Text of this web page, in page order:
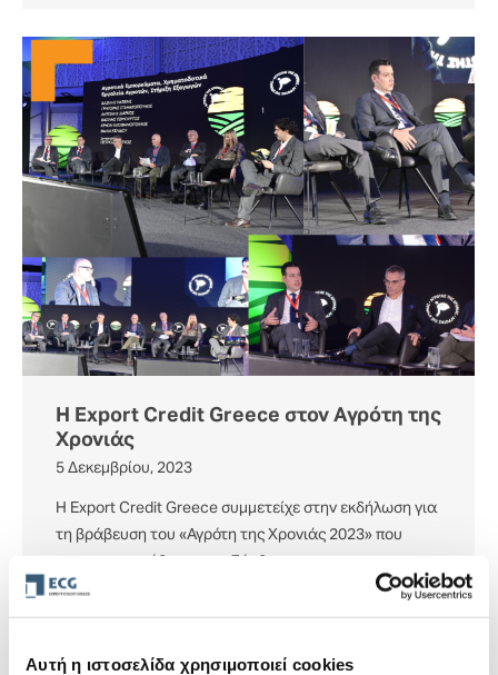
Αυτή η ιστοσελίδα χρησιμοποιεί cookies
Η Export Credit Greece στον Αγρότη της
Χρονιάς
5 Δεκεμβρίου, 2023
Η Export Credit Greece συμμετείχε στην εκδήλωση για
τη βράβευση του «Αγρότη της Χρονιάς 2023» που